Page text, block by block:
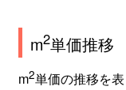
m2単価推移
m2単価の推移を表